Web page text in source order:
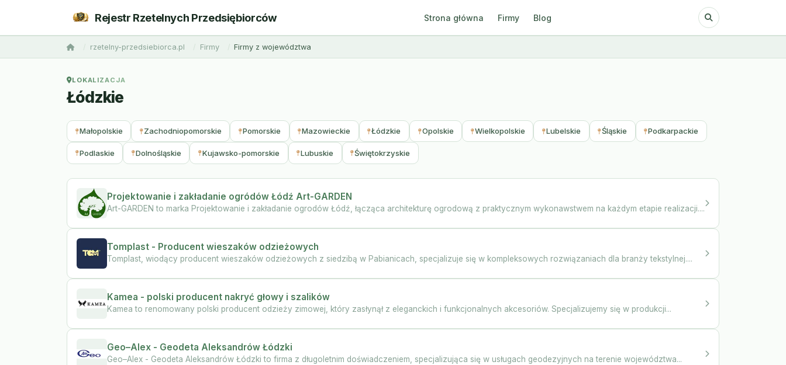
Rejestr Rzetelnych Przedsiębiorców Strona główna Firmy Blog
rzetelny-przedsiebiorca.pl Firmy Firmy z województwa
LOKALIZACJA
Łódzkie
Małopolskie Zachodniopomorskie Pomorskie Mazowieckie Łódzkie Opolskie Wielkopolskie Lubelskie Śląskie Podkarpackie
Podlaskie Dolnośląskie Kujawsko-pomorskie Lubuskie Świętokrzyskie
Projektowanie i zakładanie ogródów Łódź Art-GARDEN
Art-GARDEN to marka Projektowanie i zakładanie ogrodów Łódź, łącząca architekturę ogrodową z praktycznym wykonawstwem na każdym etapie realizacji....
Tomplast - Producent wieszaków odzieżowych
Tomplast, wiodący producent wieszaków odzieżowych z siedzibą w Pabianicach, specjalizuje się w kompleksowych rozwiązaniach dla branży tekstylnej....
Kamea - polski producent nakryć głowy i szalików
Kamea to renomowany polski producent odzieży zimowej, który zasłynął z eleganckich i funkcjonalnych akcesoriów. Specjalizujemy się w produkcji...
Geo–Alex - Geodeta Aleksandrów Łódzki
Geo–Alex - Geodeta Aleksandrów Łódzki to firma z długoletnim doświadczeniem, specjalizująca się w usługach geodezyjnych na terenie województwa...